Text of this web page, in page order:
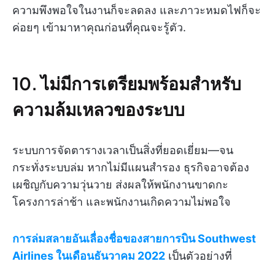
ความพึงพอใจในงานก็จะลดลง และภาวะหมดไฟก็จะ
ค่อยๆ เข้ามาหาคุณก่อนที่คุณจะรู้ตัว.
10. ไม่มีการเตรียมพร้อมสำหรับ
ความล้มเหลวของระบบ
ระบบการจัดตารางเวลาเป็นสิ่งที่ยอดเยี่ยม—จน
กระทั่งระบบล่ม หากไม่มีแผนสำรอง ธุรกิจอาจต้อง
เผชิญกับความวุ่นวาย ส่งผลให้พนักงานขาดกะ
โครงการล่าช้า และพนักงานเกิดความไม่พอใจ
การล่มสลายอันเลื่องชื่อของสายการบิน Southwest
Airlines ในเดือนธันวาคม 2022 เป็นตัวอย่างที่